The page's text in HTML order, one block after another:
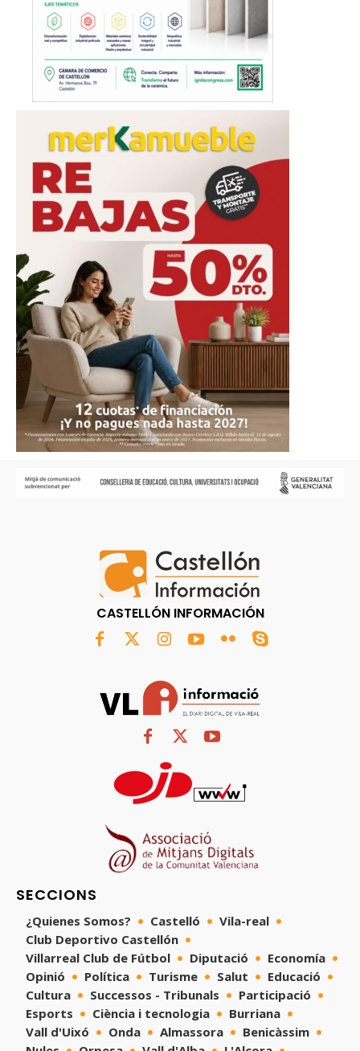
CASTELLÓN INFORMACIÓN
SECCIONS
¿Quienes Somos? Castelló
Vila-real
Club Deportivo Castellón
Villarreal Club de Fútbol
Diputació
Economía
Opinió
Política Turisme Salut
Educació
Cultura
Successos - Tribunals
Participació
Esports
Ciència i tecnologia
Burriana
Vall d'Uixó
Onda Almassora
Benicàssim